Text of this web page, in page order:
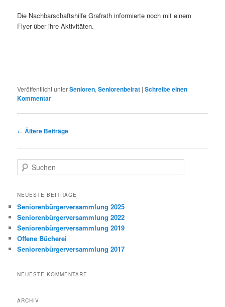
Die Nachbarschaftshilfe Grafrath informierte noch mit einem
Flyer über ihre Aktivitäten.
Veröffentlicht unterSenioren,Seniorenbeirat |Schreibe einen
Kommentar
Beitragsnavigation
← Ältere Beiträge
u
h
n
NEUESTE BEITRÄGE
Seniorenbürgerversammlung 2025
Seniorenbürgerversammlung 2022
Seniorenbürgerversammlung 2019
Offene Bücherei
Seniorenbürgerversammlung 2017
NEUESTE KOMMENTARE
ARCHIV